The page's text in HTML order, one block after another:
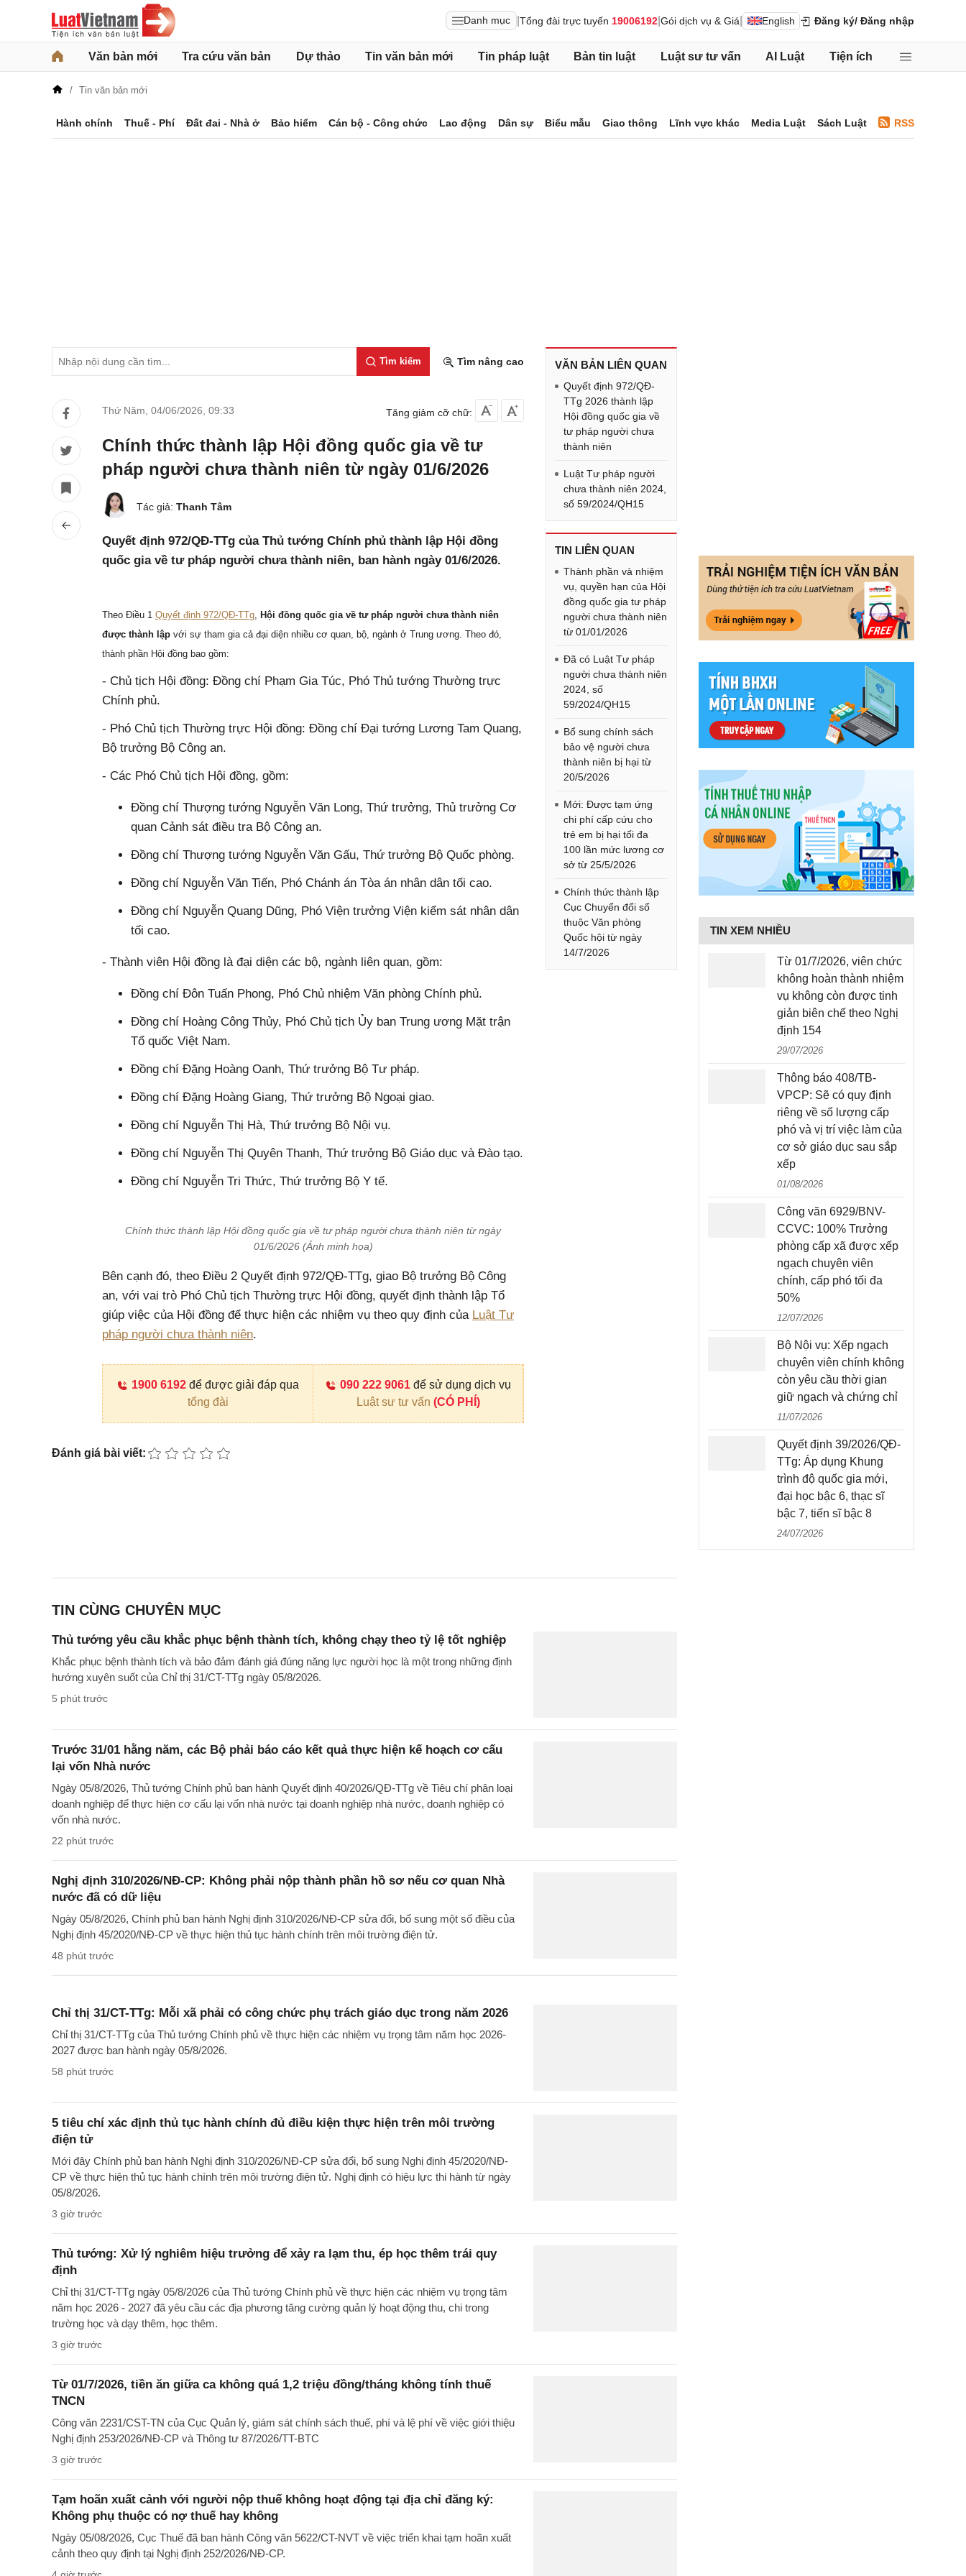
Danh mục Tổng đài trực tuyến 19006192 Gói dịch vụ & Giá English Đăng ký/ Đăng nhập
Văn bản mới Tra cứu văn bản Dự thảo Tin văn bản mới Tin pháp luật Bản tin luật Luật sư tư vấn AI Luật Tiện ích
Tin văn bản mới
Hành chính Thuế - Phí Đất đai - Nhà ở Bảo hiểm Cán bộ - Công chức Lao động Dân sự Biểu mẫu Giao thông Lĩnh vực khác Media Luật Sách Luật RSS
Tìm kiếm Tìm nâng cao
Thứ Năm, 04/06/2026 09:33 Tăng giảm cỡ chữ:
Chính thức thành lập Hội đồng quốc gia về tư
pháp người chưa thành niên từ ngày 01/6/2026
Tác giả: Thanh Tâm
Quyết định 972/QĐ-TTg của Thủ tướng Chính phủ thành lập Hội đồng
quốc gia về tư pháp người chưa thành niên, ban hành ngày 01/6/2026.
Theo Điều 1 Quyết định 972/QĐ-TTg, Hội đồng quốc gia về tư pháp người chưa thành niên
được thành lập với sự tham gia cả đại diện nhiều cơ quan, bộ, ngành ở Trung ương. Theo đó,
thành phần Hội đồng bao gồm:
- Chủ tịch Hội đồng: Đồng chí Phạm Gia Túc, Phó Thủ tướng Thường trực
Chính phủ.
- Phó Chủ tịch Thường trực Hội đồng: Đồng chí Đại tướng Lương Tam Quang,
Bộ trưởng Bộ Công an.
- Các Phó Chủ tịch Hội đồng, gồm:
Đồng chí Thượng tướng Nguyễn Văn Long, Thứ trưởng, Thủ trưởng Cơ
quan Cảnh sát điều tra Bộ Công an.
Đồng chí Thượng tướng Nguyễn Văn Gấu, Thứ trưởng Bộ Quốc phòng.
Đồng chí Nguyễn Văn Tiến, Phó Chánh án Tòa án nhân dân tối cao.
Đồng chí Nguyễn Quang Dũng, Phó Viện trưởng Viện kiểm sát nhân dân
tối cao.
- Thành viên Hội đồng là đại diện các bộ, ngành liên quan, gồm:
Đồng chí Đôn Tuấn Phong, Phó Chủ nhiệm Văn phòng Chính phủ.
Đồng chí Hoàng Công Thủy, Phó Chủ tịch Ủy ban Trung ương Mặt trận
Tổ quốc Việt Nam.
Đồng chí Đặng Hoàng Oanh, Thứ trưởng Bộ Tư pháp.
Đồng chí Đặng Hoàng Giang, Thứ trưởng Bộ Ngoại giao.
Đồng chí Nguyễn Thị Hà, Thứ trưởng Bộ Nội vụ.
Đồng chí Nguyễn Thị Quyên Thanh, Thứ trưởng Bộ Giáo dục và Đào tạo.
Đồng chí Nguyễn Tri Thức, Thứ trưởng Bộ Y tế.
Chính thức thành lập Hội đồng quốc gia về tư pháp người chưa thành niên từ ngày
01/6/2026 (Ảnh minh họa)
Bên cạnh đó, theo Điều 2 Quyết định 972/QĐ-TTg, giao Bộ trưởng Bộ Công
an, với vai trò Phó Chủ tịch Thường trực Hội đồng, quyết định thành lập Tổ
giúp việc của Hội đồng để thực hiện các nhiệm vụ theo quy định của Luật Tư
pháp người chưa thành niên.
1900 6192 để được giải đáp qua
tổng đài
090 222 9061 để sử dụng dịch vụ
Luật sư tư vấn (CÓ PHÍ)
Đánh giá bài viết:
VĂN BẢN LIÊN QUAN
Quyết định 972/QĐ-
TTg 2026 thành lập
Hội đồng quốc gia về
tư pháp người chưa
thành niên
Luật Tư pháp người
chưa thành niên 2024,
số 59/2024/QH15
TIN LIÊN QUAN
Thành phần và nhiệm
vụ, quyền hạn của Hội
đồng quốc gia tư pháp
người chưa thành niên
từ 01/01/2026
Đã có Luật Tư pháp
người chưa thành niên
2024, số
59/2024/QH15
Bổ sung chính sách
bảo vệ người chưa
thành niên bị hại từ
20/5/2026
Mới: Được tạm ứng
chi phí cấp cứu cho
trẻ em bị hại tối đa
100 lần mức lương cơ
sở từ 25/5/2026
Chính thức thành lập
Cục Chuyển đổi số
thuộc Văn phòng
Quốc hội từ ngày
14/7/2026
TIN CÙNG CHUYÊN MỤC
Thủ tướng yêu cầu khắc phục bệnh thành tích, không chạy theo tỷ lệ tốt nghiệp
Khắc phục bệnh thành tích và bảo đảm đánh giá đúng năng lực người học là một trong những định
hướng xuyên suốt của Chỉ thị 31/CT-TTg ngày 05/8/2026.
5 phút trước
Trước 31/01 hằng năm, các Bộ phải báo cáo kết quả thực hiện kế hoạch cơ cấu
lại vốn Nhà nước
Ngày 05/8/2026, Thủ tướng Chính phủ ban hành Quyết định 40/2026/QĐ-TTg về Tiêu chí phân loại
doanh nghiệp để thực hiện cơ cấu lại vốn nhà nước tại doanh nghiệp nhà nước, doanh nghiệp có
vốn nhà nước.
22 phút trước
Nghị định 310/2026/NĐ-CP: Không phải nộp thành phần hồ sơ nếu cơ quan Nhà
nước đã có dữ liệu
Ngày 05/8/2026, Chính phủ ban hành Nghị định 310/2026/NĐ-CP sửa đổi, bổ sung một số điều của
Nghị định 45/2020/NĐ-CP về thực hiện thủ tục hành chính trên môi trường điện tử.
48 phút trước
Chỉ thị 31/CT-TTg: Mỗi xã phải có công chức phụ trách giáo dục trong năm 2026
Chỉ thị 31/CT-TTg của Thủ tướng Chính phủ về thực hiện các nhiệm vụ trọng tâm năm học 2026-
2027 được ban hành ngày 05/8/2026.
58 phút trước
5 tiêu chí xác định thủ tục hành chính đủ điều kiện thực hiện trên môi trường
điện tử
Mới đây Chính phủ ban hành Nghị định 310/2026/NĐ-CP sửa đổi, bổ sung Nghị định 45/2020/NĐ-
CP về thực hiện thủ tục hành chính trên môi trường điện tử. Nghị định có hiệu lực thi hành từ ngày
05/8/2026.
3 giờ trước
Thủ tướng: Xử lý nghiêm hiệu trưởng để xảy ra lạm thu, ép học thêm trái quy
định
Chỉ thị 31/CT-TTg ngày 05/8/2026 của Thủ tướng Chính phủ về thực hiện các nhiệm vụ trọng tâm
năm học 2026 - 2027 đã yêu cầu các địa phương tăng cường quản lý hoạt động thu, chi trong
trường học và dạy thêm, học thêm.
3 giờ trước
Từ 01/7/2026, tiền ăn giữa ca không quá 1,2 triệu đồng/tháng không tính thuế
TNCN
Công văn 2231/CST-TN của Cục Quản lý, giám sát chính sách thuế, phí và lệ phí về việc giới thiệu
Nghị định 253/2026/NĐ-CP và Thông tư 87/2026/TT-BTC
3 giờ trước
Tạm hoãn xuất cảnh với người nộp thuế không hoạt động tại địa chỉ đăng ký:
Không phụ thuộc có nợ thuế hay không
Ngày 05/08/2026, Cục Thuế đã ban hành Công văn 5622/CT-NVT về việc triển khai tạm hoãn xuất
cảnh theo quy định tại Nghị định 252/2026/NĐ-CP.
TIN XEM NHIỀU
Từ 01/7/2026, viên chức
không hoàn thành nhiệm
vụ không còn được tinh
giản biên chế theo Nghị
định 154
29/07/2026
Thông báo 408/TB-
VPCP: Sẽ có quy định
riêng về số lượng cấp
phó và vị trí việc làm của
cơ sở giáo dục sau sắp
xếp
01/08/2026
Công văn 6929/BNV-
CCVC: 100% Trưởng
phòng cấp xã được xếp
ngạch chuyên viên
chính, cấp phó tối đa
50%
12/07/2026
Bộ Nội vụ: Xếp ngạch
chuyên viên chính không
còn yêu cầu thời gian
giữ ngạch và chứng chỉ
11/07/2026
Quyết định 39/2026/QĐ-
TTg: Áp dụng Khung
trình độ quốc gia mới,
đại học bậc 6, thạc sĩ
bậc 7, tiến sĩ bậc 8
24/07/2026